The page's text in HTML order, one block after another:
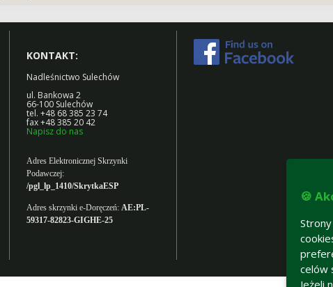
KONTAKT:
Nadleśnictwo Sulechów
ul. Bankowa 2
66-100 Sulechów
tel. +48 68 385 23 74
fax +48 385 20 42
Napisz do nas
Adres Elektronicznej Skrzynki
Podawczej:
/pgl_lp_1410/SkrytkaESP
Adres skrzynki e-Doręczeń: AE:PL-
59317-82823-GIGHE-25
🍪
celów
Jeżeli